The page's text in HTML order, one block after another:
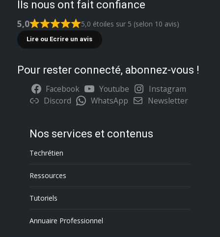
Ils nous ont fait confiance
5,0 5,0 étoiles sur 5 (selon 10 avis)
Lire ou Ecrire un avis
Pour rester connecté, abonnez-vous !
Facebook Youtube
Instagram
Discord
WhatsApp Newsletter
Nos services et contenus
Techrétien
Ressources
Tutoriels
Annuaire Professionnel